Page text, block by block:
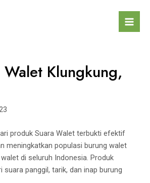
Walet Klungkung,
produk Suara Walet terbukti efektif
meningkatkan populasi burung walet
di seluruh Indonesia. Produk
suara panggil, tarik, dan inap burung